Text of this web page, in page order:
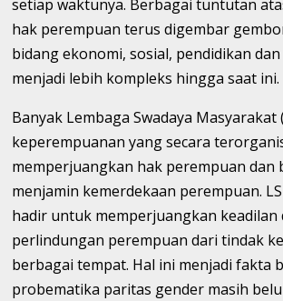
setiap waktunya. Berbagai tuntutan
hak perempuan terus digembar
bidang ekonomi, sosial, pendidikan
menjadi lebih kompleks hingga saat ini.
Banyak Lembaga Swadaya Masyarakat
keperempuanan yang secara
memperjuangkan hak perempuan dan
menjamin kemerdekaan perempuan.
hadir untuk memperjuangkan keadilan
perlindungan perempuan dari tindak
berbagai tempat. Hal ini menjadi fakta
probematika paritas gender masih